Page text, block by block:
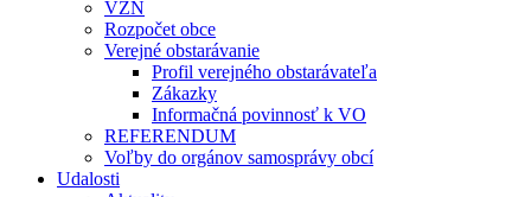
VZN
Rozpočet obce
Verejné obstarávanie
Profil verejného obstarávateľa
Zákazky
Informačná povinnosť k VO
REFERENDUM
Voľby do orgánov samosprávy obcí
Udalosti